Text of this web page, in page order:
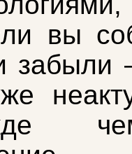
вы
забыли